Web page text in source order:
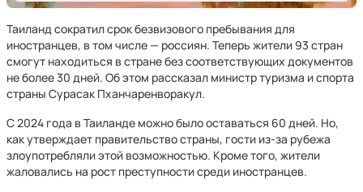
Таиланд сократил срок безвизового пребывания для
иностранцев, в том числе — россиян. Теперь жители 93 стран
смогут находиться в стране без соответствующих документов
не более 30 дней. Об этом рассказал министр туризма и спорта
страны Сурасак Пханчаренворакул.
С 2024 года в Таиланде можно было оставаться 60 дней. Но,
как утверждает правительство страны, гости из-за рубежа
злоупотребляли этой возможностью. Кроме того, жители
жаловались на рост преступности среди иностранцев.